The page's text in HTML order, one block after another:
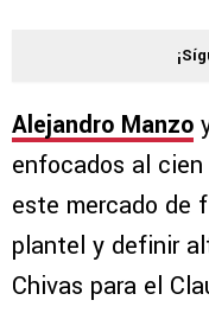
Alejandro Manzo
enfocados al
este mercado de
plantel y definir
Chivas para el